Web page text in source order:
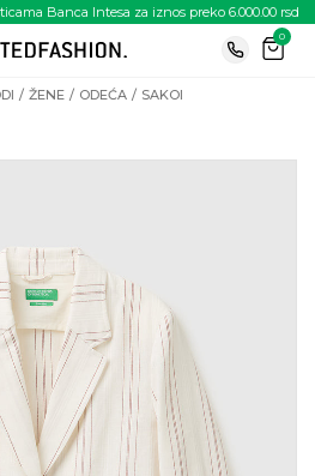
Banca Intesa za iznos preko 6.000.00 rsd
0
ŽENE ODEĆA
SAKOI